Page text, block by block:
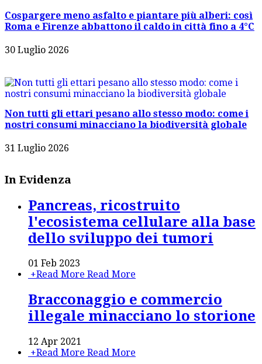
Cospargere meno asfalto e piantare più alberi: così
Roma e Firenze abbattono il caldo in città fino a 4°C
30 Luglio 2026
Non tutti gli ettari pesano allo stesso modo: come i
nostri consumi minacciano la biodiversità globale
31 Luglio 2026
In Evidenza
Pancreas, ricostruito
l'ecosistema cellulare alla base
dello sviluppo dei tumori
01 Feb 2023
+Read More Read More
Bracconaggio e commercio
illegale minacciano lo storione
12 Apr 2021
+Read More Read More